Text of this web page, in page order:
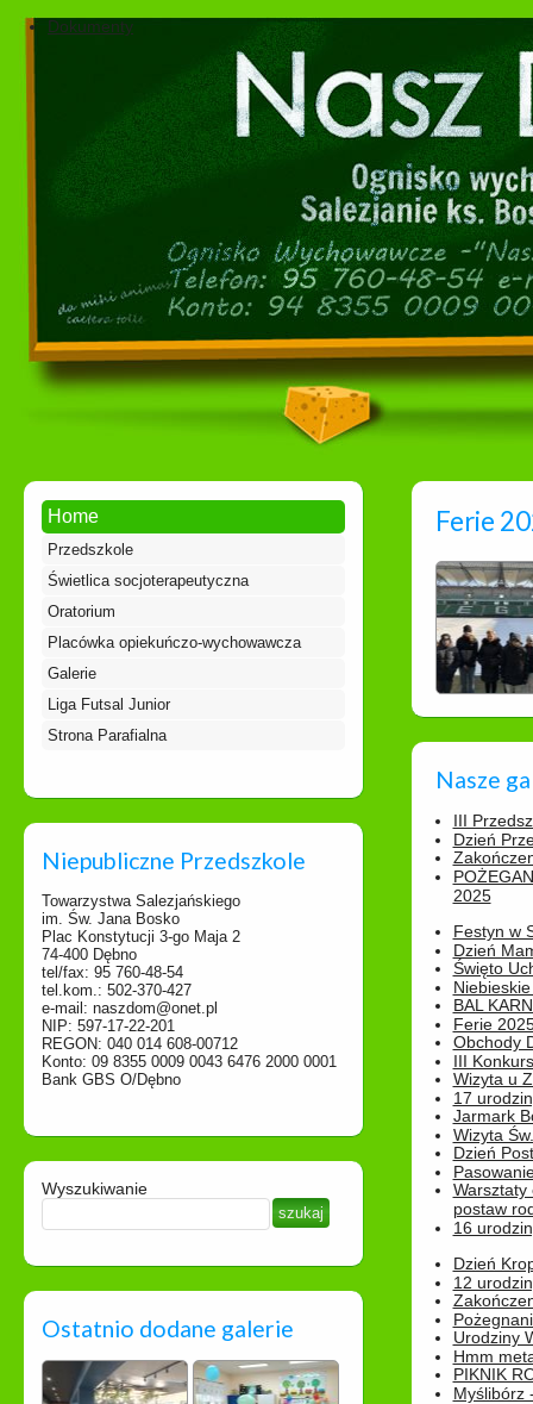
Dokumenty
Home
Przedszkole
Świetlica socjoterapeutyczna
Oratorium
Placówka opiekuńczo-wychowawcza
Galerie
Liga Futsal Junior
Strona Parafialna
Niepubliczne Przedszkole
Towarzystwa Salezjańskiego
im. Św. Jana Bosko
Plac Konstytucji 3-go Maja 2
74-400 Dębno
tel/fax: 95 760-48-54
tel.kom.: 502-370-427
e-mail: naszdom@onet.pl
NIP: 597-17-22-201
REGON: 040 014 608-00712
Konto: 09 8355 0009 0043 6476 2000 0001
Bank GBS O/Dębno
Wyszukiwanie
Ostatnio dodane galerie
Ferie
Nasze
III
Dzień
2025
Festyn w
Dzień
Święto
BAL
Ferie
Obchody
III
Wizyta u
17
Jarmark
Wizyta
Dzień
Warsztaty
postaw
16
Dzień
12
Urodziny
Hmm
PIKNIK
Myślibórz